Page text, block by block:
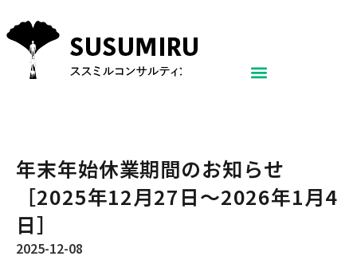
年末年始休業期間のお知らせ
［2025年12月27日～2026年1月4
日］
2025-12-08